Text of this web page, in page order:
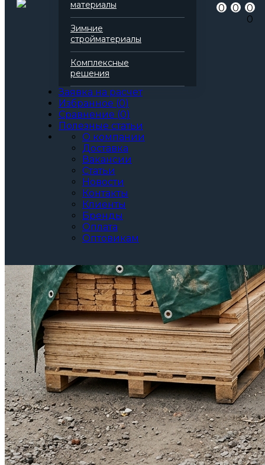
материалы
Зимние
стройматериалы
Комплексные
решения
Заявка на расчет
Избранное (0)
Сравнение (0)
Полезные статьи
О компании
Доставка
Вакансии
Статьи
Новости
Контакты
Клиенты
Бренды
Оплата
Оптовикам
0 0
0
0